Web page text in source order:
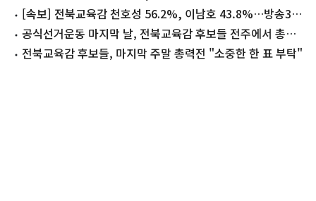
사 [속보] 전북교육감 천호성 56.2%, 이남호 43.8%…방송3사
출구조사
공식선거운동 마지막 날, 전북교육감 후보들 전주에서 총력
전 전북교육감 후보들, 마지막 주말 총력전 "소중한 한 표 부탁"